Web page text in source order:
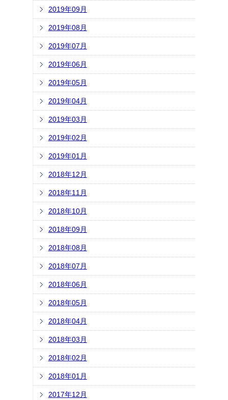
2019年09月
2019年08月
2019年07月
2019年06月
2019年05月
2019年04月
2019年03月
2019年02月
2019年01月
2018年12月
2018年11月
2018年10月
2018年09月
2018年08月
2018年07月
2018年06月
2018年05月
2018年04月
2018年03月
2018年02月
2018年01月
2017年12月